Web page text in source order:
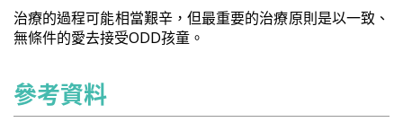
治療的過程可能相當艱辛，但最重要的治療原則是以一致、
無條件的愛去接受ODD孩童。
參考資料